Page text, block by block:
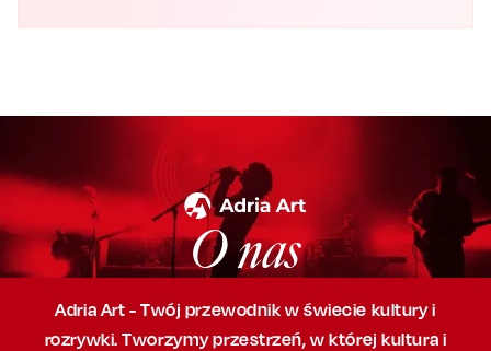
O nas
Adria Art - Twój przewodnik w świecie kultury i
rozrywki. Tworzymy przestrzeń,w której kultura i